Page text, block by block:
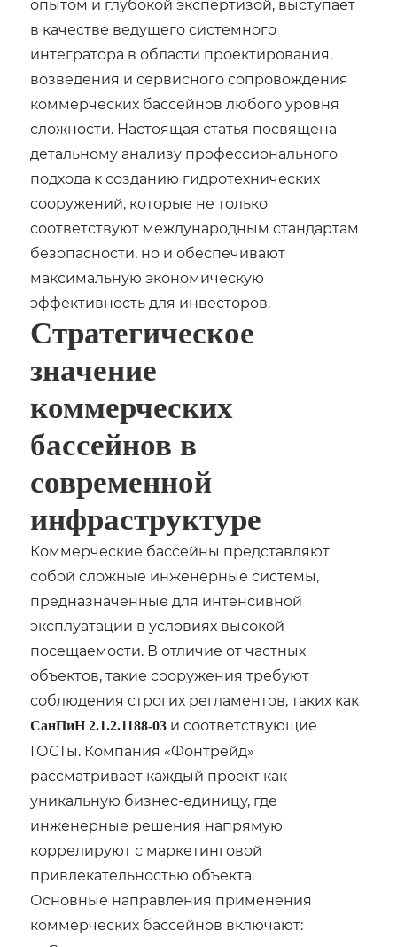
опытом и глубокой экспертизой‚ выступает
в качестве ведущего системного
интегратора в области проектирования‚
возведения и сервисного сопровождения
коммерческих бассейнов любого уровня
сложности. Настоящая статья посвящена
детальному анализу профессионального
подхода к созданию гидротехнических
сооружений‚ которые не только
соответствуют международным стандартам
безопасности‚ но и обеспечивают
максимальную экономическую
эффективность для инвесторов.
Стратегическое
значение
коммерческих
бассейнов в
современной
инфраструктуре
Коммерческие бассейны представляют
собой сложные инженерные системы‚
предназначенные для интенсивной
эксплуатации в условиях высокой
посещаемости. В отличие от частных
объектов‚ такие сооружения требуют
соблюдения строгих регламентов‚ таких как
СанПиН 2.1.2.1188-03 и соответствующие
ГОСТы. Компания «Фонтрейд»
рассматривает каждый проект как
уникальную бизнес-единицу‚ где
инженерные решения напрямую
коррелируют с маркетинговой
привлекательностью объекта.
Основные направления применения
коммерческих бассейнов включают: